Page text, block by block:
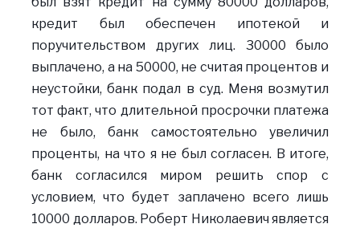
кредит был обеспечен ипотекой и
поручительством других лиц. 30000 было
выплачено, а на 50000, не считая процентов и
неустойки, банк подал в суд. Меня возмутил
тот факт, что длительной просрочки платежа
не было, банк самостоятельно увеличил
проценты, на что я не был согласен. В итоге,
банк согласился миром решить спор с
условием, что будет заплачено всего лишь
10000 долларов. Роберт Николаевич является